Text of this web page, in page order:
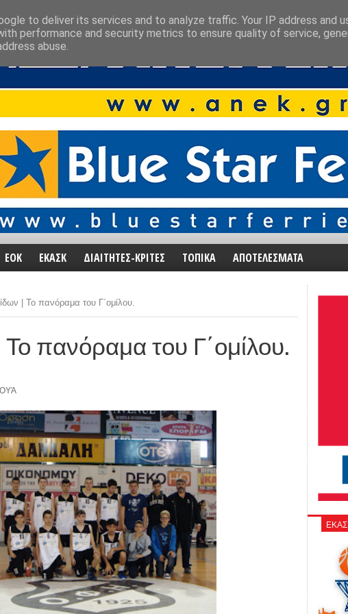
ΕΟΚ ΕΚΑΣΚ ΔΙΑΙΤΗΤΕΣ-ΚΡΙΤΕΣ ΤΟΠΙΚΑ ΑΠΟΤΕΛΕΣΜΑΤΑ
| Το πανόραμα του Γ΄ομίλου.
πανόραμα του Γ΄ομίλου.
to deliver its services and to analyze traffic. Your IP address and
performance and security metrics to ensure quality of service,
abuse.